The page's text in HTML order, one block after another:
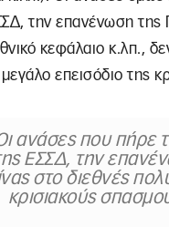
την επανένωση της
κεφάλαιο κ.λπ.,
μεγάλο επεισόδιο της
ανάσες που πήρε
ΕΣΣΔ, την
στο διεθνές
κρισιακούς